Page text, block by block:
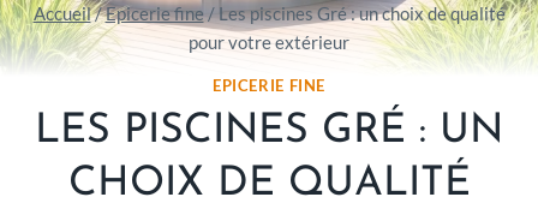
Accueil/Epicerie fine / Les piscines Gré : un choix de qualité
pour votre extérieur
EPICERIE FINE
LES PISCINES GRÉ : UN
CHOIX DE QUALITÉ